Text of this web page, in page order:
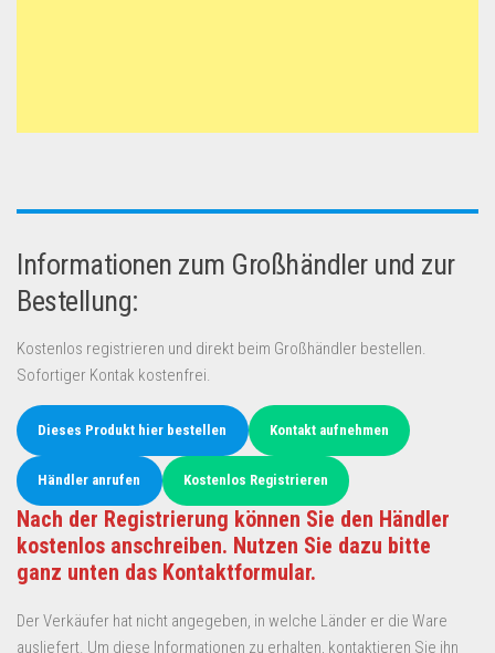
Informationen zum Großhändler und zur
Bestellung:
Kostenlos registrieren und direkt beim Großhändler bestellen.
Sofortiger Kontak kostenfrei.
Dieses Produkt hier bestellen Kontakt aufnehmen
Händler anrufen Kostenlos Registrieren
Nach der Registrierung können Sie den Händler
kostenlos anschreiben. Nutzen Sie dazu bitte
ganz unten das Kontaktformular.
Der Verkäufer hat nicht angegeben, in welche Länder er die Ware
ausliefert. Um diese Informationen zu erhalten, kontaktieren Sie ihn